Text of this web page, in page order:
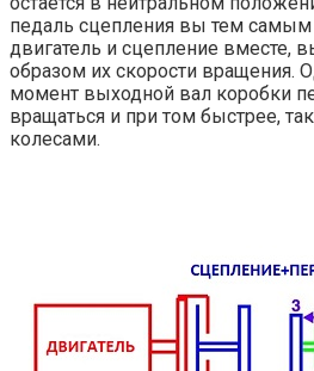
педаль сцепления вы тем самым
двигатель и сцепление вместе,
образом их скорости вращения.
момент выходной вал коробки
вращаться и при том быстрее,
колесами.